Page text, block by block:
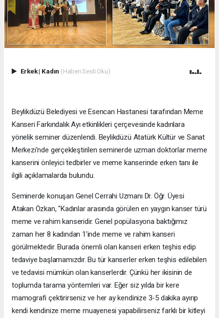
Erkek| Kadın (Haberi Sesli Oku)
Beylikdüzü Belediyesi ve Esencan Hastanesi tarafından Meme
Kanseri Farkındalık Ayı etkinlikleri çerçevesinde kadınlara
yönelik seminer düzenlendi. Beylikdüzü Atatürk Kültür ve Sanat
Merkezi'nde gerçekleştirilen seminerde uzman doktorlar meme
kanserini önleyici tedbirler ve meme kanserinde erken tanı ile
ilgili açıklamalarda bulundu.
Seminerde konuşan Genel Cerrahi Uzmanı Dr. Öğr. Üyesi
Atakan Özkan, "Kadınlar arasında görülen en yaygın kanser türü
meme ve rahim kanseridir. Genel popülasyona baktığımız
zaman her 8 kadından 1'inde meme ve rahim kanseri
görülmektedir. Burada önemli olan kanseri erken teşhis edip
tedaviye başlamamızdır. Bu tür kanserler erken teşhis edilebilen
ve tedavisi mümkün olan kanserlerdir. Çünkü her ikisinin de
toplumda tarama yöntemleri var. Eğer siz yılda bir kere
mamografi çektirirseniz ve her ay kendinize 3-5 dakika ayırıp
kendi kendinize meme muayenesi yapabilirseniz farklı bir kitleyi